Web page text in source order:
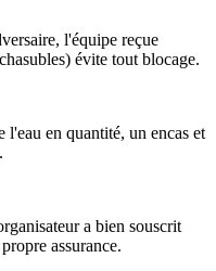
l'équipe reçue
évite tout blocage.
l'eau en quantité, un encas et
a bien souscrit
assurance.